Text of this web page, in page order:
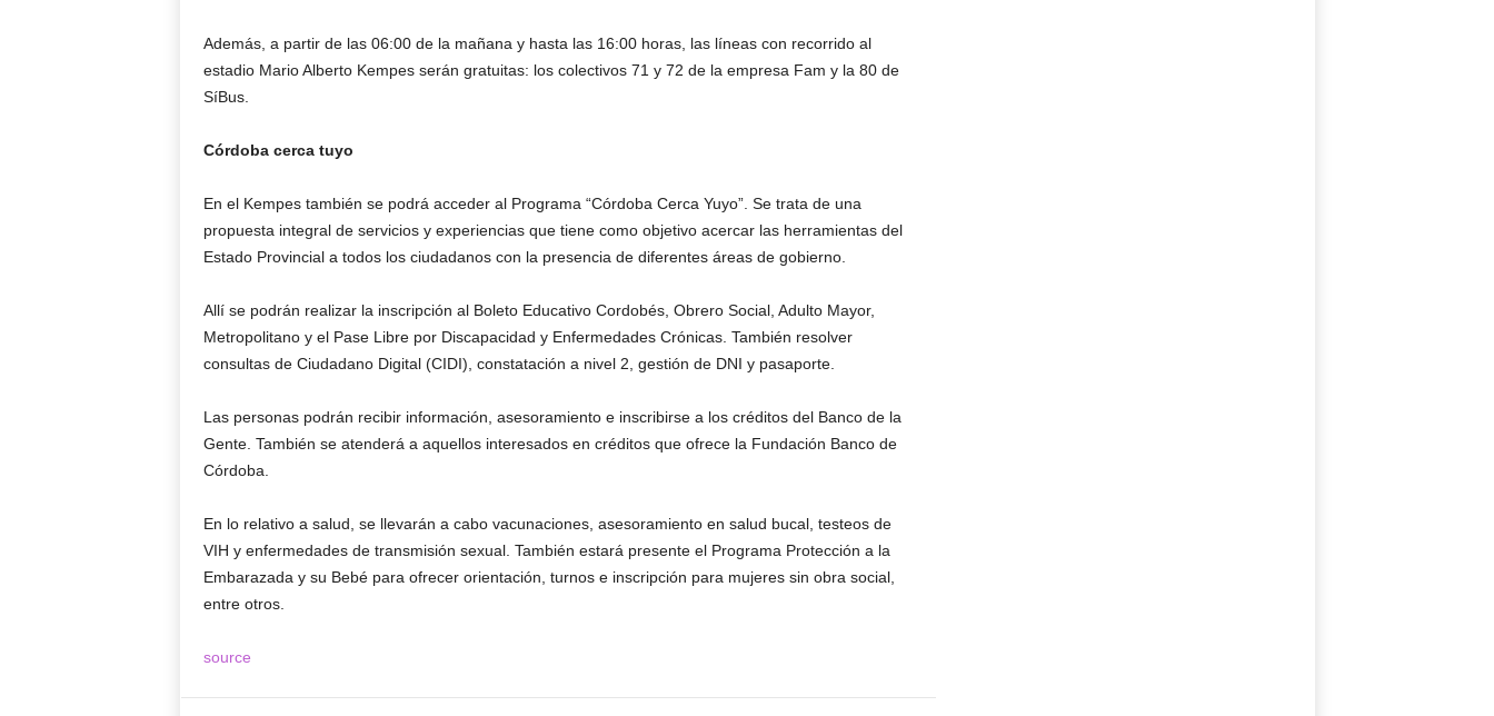
Además, a partir de las 06:00 de la mañana y hasta las 16:00 horas, las líneas con recorrido al
estadio Mario Alberto Kempes serán gratuitas: los colectivos 71 y 72 de la empresa Fam y la 80 de
SíBus.
Córdoba cerca tuyo
En el Kempes también se podrá acceder al Programa “Córdoba Cerca Yuyo”. Se trata de una
propuesta integral de servicios y experiencias que tiene como objetivo acercar las herramientas del
Estado Provincial a todos los ciudadanos con la presencia de diferentes áreas de gobierno.
Allí se podrán realizar la inscripción al Boleto Educativo Cordobés, Obrero Social, Adulto Mayor,
Metropolitano y el Pase Libre por Discapacidad y Enfermedades Crónicas. También resolver
consultas de Ciudadano Digital (CIDI), constatación a nivel 2, gestión de DNI y pasaporte.
Las personas podrán recibir información, asesoramiento e inscribirse a los créditos del Banco de la
Gente. También se atenderá a aquellos interesados en créditos que ofrece la Fundación Banco de
Córdoba.
En lo relativo a salud, se llevarán a cabo vacunaciones, asesoramiento en salud bucal, testeos de
VIH y enfermedades de transmisión sexual. También estará presente el Programa Protección a la
Embarazada y su Bebé para ofrecer orientación, turnos e inscripción para mujeres sin obra social,
entre otros.
source